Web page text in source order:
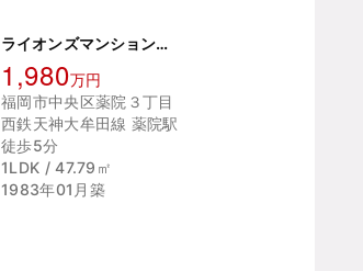
ライオンズマンション南薬院
1,980万円
福岡市中央区薬院３丁目
西鉄天神大牟田線 薬院駅
徒歩5分
1LDK / 47.79㎡
1983年01月築